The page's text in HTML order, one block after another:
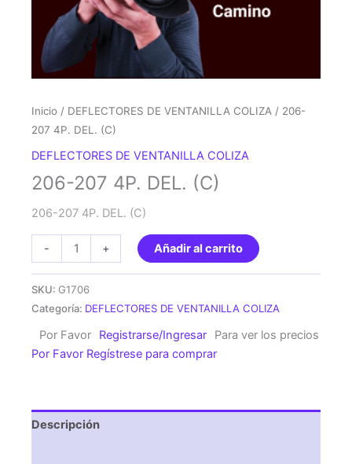
Inicio / DEFLECTORES DE VENTANILLA COLIZA / 206-
207 4P. DEL. (C)
DEFLECTORES DE VENTANILLA COLIZA
206-207 4P. DEL. (C)
206-207 4P. DEL. (C)
-
207
cantidad
+ Añadir al carrito
SKU: G1706
Categoría: DEFLECTORES DE VENTANILLA COLIZA
Por Favor Registrarse/Ingresar
Para ver los precios
Por Favor Regístrese para comprar
Descripción